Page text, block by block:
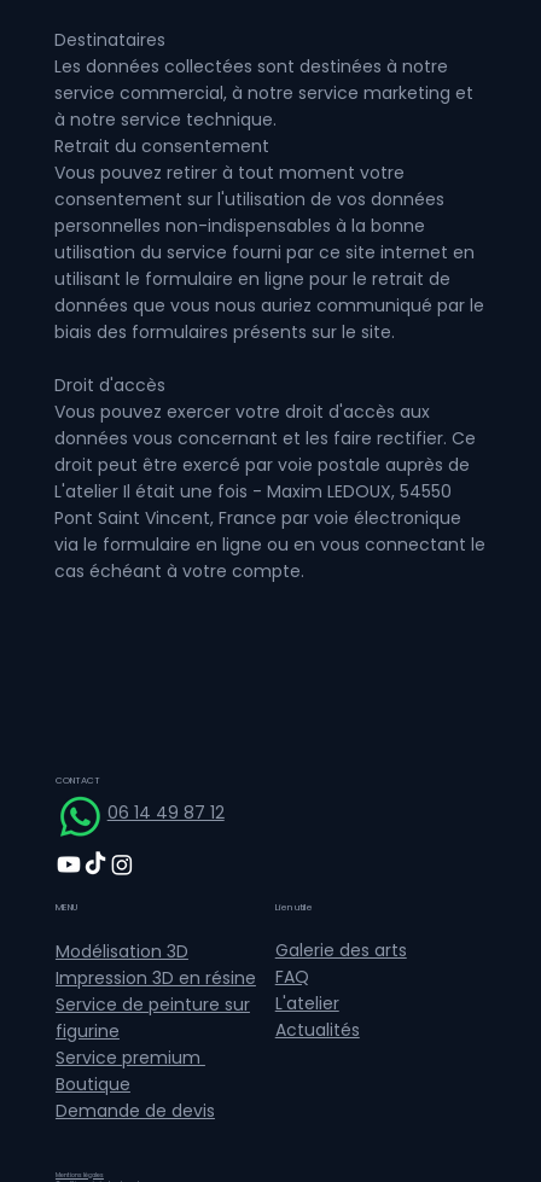
Destinataires
Les données collectées sont destinées à notre
service commercial, à notre service marketing et
à notre service technique.
Retrait du consentement
Vous pouvez retirer à tout moment votre
consentement sur l'utilisation de vos données
personnelles non-indispensables à la bonne
utilisation du service fourni par ce site internet en
utilisant le formulaire en ligne pour le retrait de
données que vous nous auriez communiqué par le
biais des formulaires présents sur le site.
Droit d'accès
Vous pouvez exercer votre droit d'accès aux
données vous concernant et les faire rectifier. Ce
droit peut être exercé par voie postale auprès de
L'atelier Il était une fois - Maxim LEDOUX, 54550
Pont Saint Vincent, France par voie électronique
via le formulaire en ligne ou en vous connectant le
cas échéant à votre compte.
CONTACT
06 14 49 87 12
MENU
Modélisation 3D
Impression 3D en résine
Service de peinture sur
figurine
Service premium
Boutique
Demande de devis
Lien utile
Galerie des arts
FAQ
L'atelier
Actualités
Mentions légales